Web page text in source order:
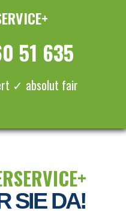
51 635
✓ absolut fair
SIE DA!